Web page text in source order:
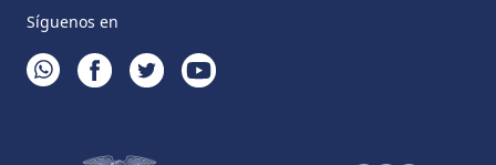
Síguenos en
WHATSAPPFACEBOOKTWITTERYOUTUBE